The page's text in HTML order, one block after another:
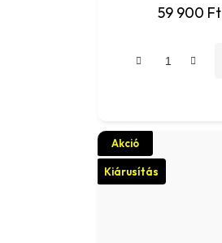
59 900 Ft
Akció
Kiárusítás